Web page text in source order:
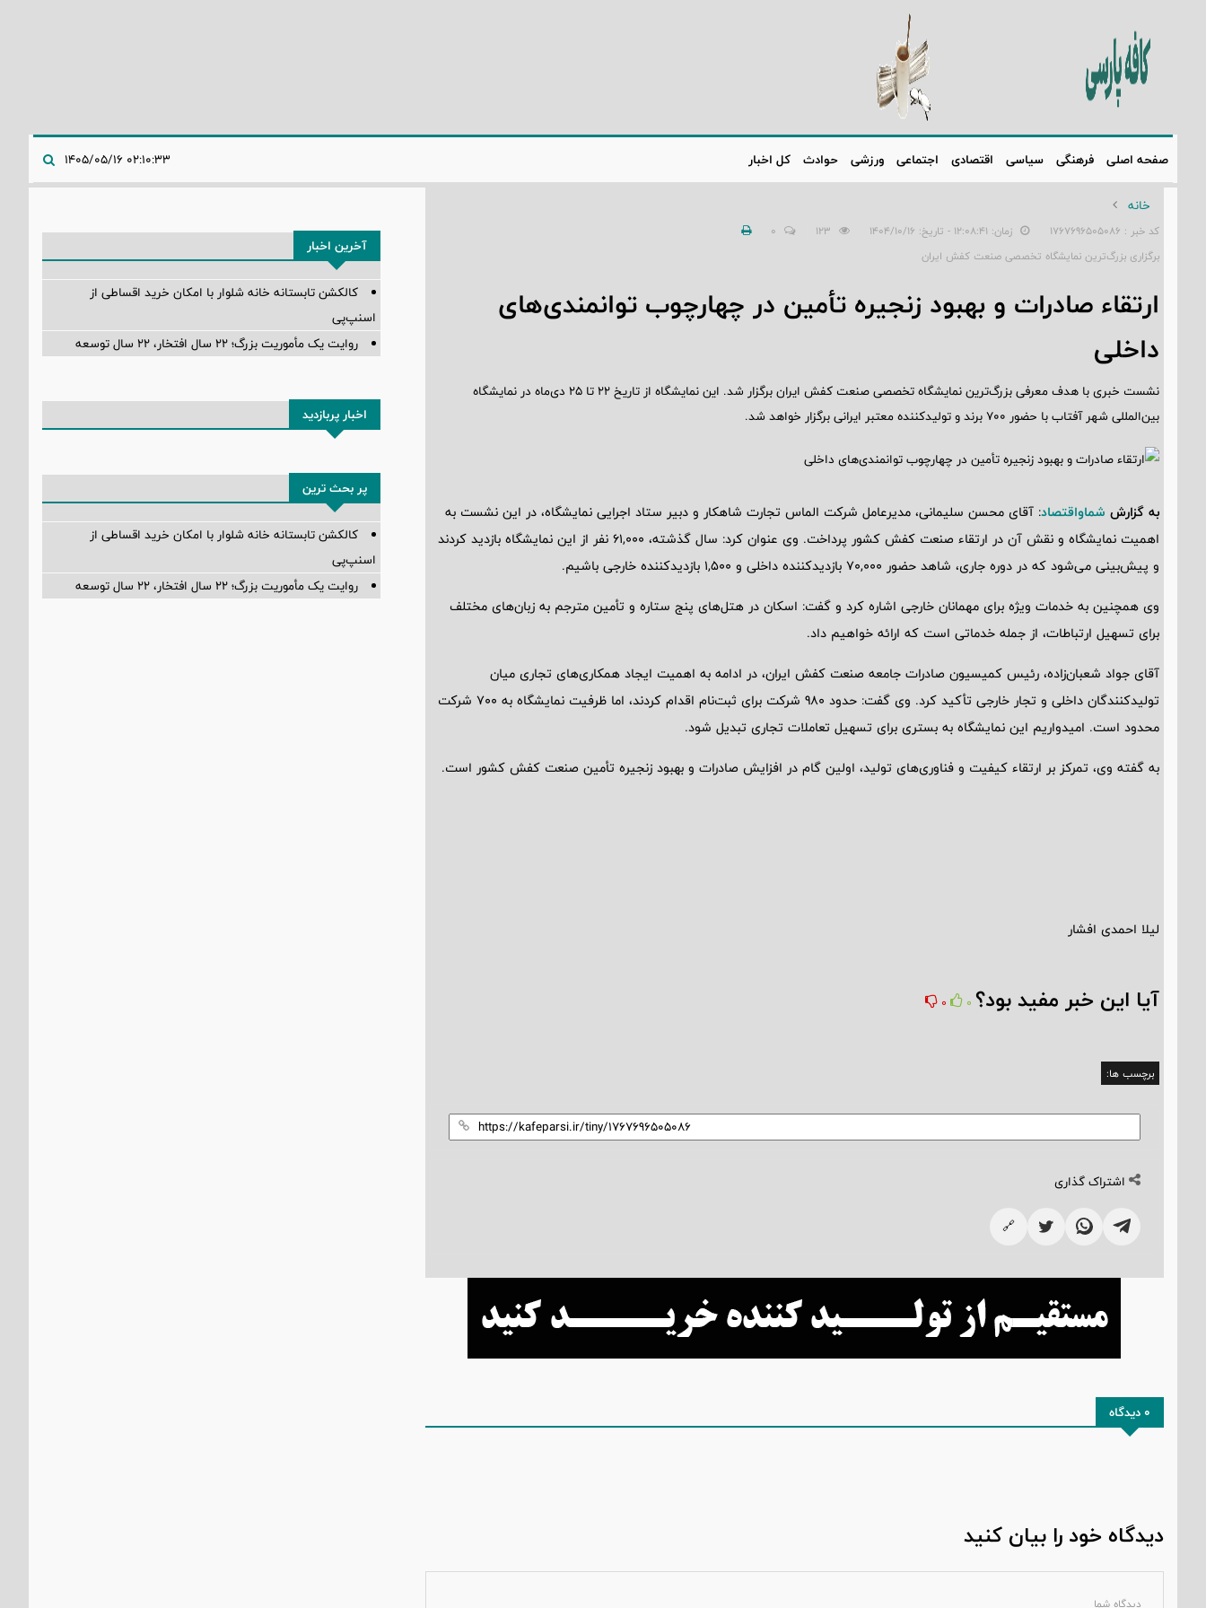
صفحه اصلی فرهنگی سیاسی اقتصادی اجتماعی ورزشی حوادث کل اخبار
خانه
کد خبر : 1767696505086 زمان: ۱۲:۰۸:۴۱ - تاریخ: ۱۴۰۴/۱۰/۱۶
0
برگزاری بزرگ‌ترین نمایشگاه تخصصی صنعت کفش ایران
ارتقاء صادرات و بهبود زنجیره تأمین در چهارچوب توانمندی‌های
داخلی
نشست خبری با هدف معرفی بزرگ‌ترین نمایشگاه تخصصی صنعت کفش ایران برگزار شد. این نمایشگاه از تاریخ ۲۲ تا ۲۵ دی‌ماه در نمایشگاه
بین‌المللی شهر آفتاب با حضور ۷۰۰ برند و تولیدکننده معتبر ایرانی برگزار خواهد شد.
به گزارش شماواقتصاد: آقای محسن سلیمانی، مدیرعامل شرکت الماس تجارت شاهکار و دبیر ستاد اجرایی نمایشگاه، در این نشست به
اهمیت نمایشگاه و نقش آن در ارتقاء صنعت کفش کشور پرداخت. وی عنوان کرد: سال گذشته، 61,000 نفر از این نمایشگاه بازدید کردند
و پیش‌بینی می‌شود که در دوره جاری، شاهد حضور 70,000 بازدیدکننده داخلی و 1,500 بازدیدکننده خارجی باشیم.
وی همچنین به خدمات ویژه برای مهمانان خارجی اشاره کرد و گفت: اسکان در هتل‌های پنج ستاره و تأمین مترجم به زبان‌های مختلف
برای تسهیل ارتباطات، از جمله خدماتی است که ارائه خواهیم داد.
آقای جواد شعبان‌زاده، رئیس کمیسیون صادرات جامعه صنعت کفش ایران، در ادامه به اهمیت ایجاد همکاری‌های تجاری میان
تولیدکنندگان داخلی و تجار خارجی تأکید کرد. وی گفت: حدود 980 شرکت برای ثبت‌نام اقدام کردند، اما ظرفیت نمایشگاه به 700 شرکت
محدود است. امیدواریم این نمایشگاه به بستری برای تسهیل تعاملات تجاری تبدیل شود.
به گفته وی، تمرکز بر ارتقاء کیفیت و فناوری‌های تولید، اولین گام در افزایش صادرات و بهبود زنجیره تأمین صنعت کفش کشور است.
لیلا احمدی افشار
آیا این خبر مفید بود؟ 0
0
برچسب ها:
اشتراک گذاری
🔗
0 دیدگاه
دیدگاه خود را بیان کنید
آخرین اخبار
کالکشن تابستانه خانه شلوار با امکان خرید اقساطی از
اسنپ‌پی
روایت یک مأموریت بزرگ؛ ۲۲ سال افتخار، ۲۲ سال توسعه
اخبار پربازدید
پر بحث ترین
کالکشن تابستانه خانه شلوار با امکان خرید اقساطی از
اسنپ‌پی
روایت یک مأموریت بزرگ؛ ۲۲ سال افتخار، ۲۲ سال توسعه